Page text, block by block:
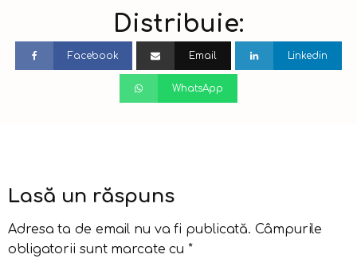
Distribuie:
Facebook Email Linkedin
WhatsApp
Lasă un răspuns
Adresa ta de email nu va fi publicată. Câmpurile
obligatorii sunt marcate cu *